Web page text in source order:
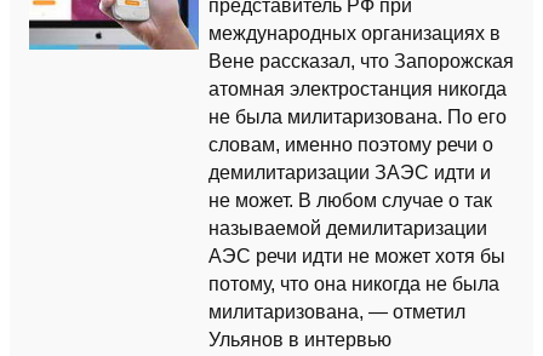
представитель РФ при
международных организациях в
Вене рассказал, что Запорожская
атомная электростанция никогда
не была милитаризована. По его
словам, именно поэтому речи о
демилитаризации ЗАЭС идти и
не может. В любом случае о так
называемой демилитаризации
АЭС речи идти не может хотя бы
потому, что она никогда не была
милитаризована, — отметил
Ульянов в интервью